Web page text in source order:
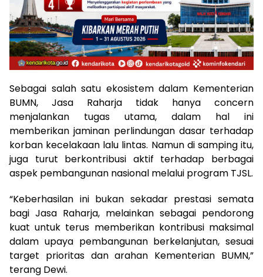
Sebagai salah satu ekosistem dalam Kementerian
BUMN, Jasa Raharja tidak hanya concern
menjalankan tugas utama, dalam hal ini
memberikan jaminan perlindungan dasar terhadap
korban kecelakaan lalu lintas. Namun di samping itu,
juga turut berkontribusi aktif terhadap berbagai
aspek pembangunan nasional melalui program TJSL.
“Keberhasilan ini bukan sekadar prestasi semata
bagi Jasa Raharja, melainkan sebagai pendorong
kuat untuk terus memberikan kontribusi maksimal
dalam upaya pembangunan berkelanjutan, sesuai
target prioritas dan arahan Kementerian BUMN,”
terang Dewi.